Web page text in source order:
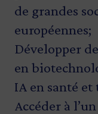
de grandes
européennes;
Développer
en
IA en santé et
Accéder à